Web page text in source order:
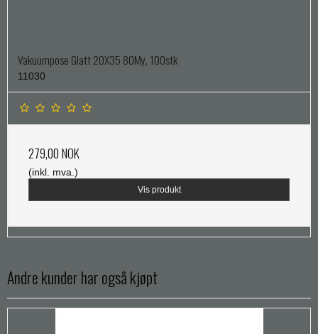
Vakuumpose Glatt 20X35 80My, 100stk
11030
279,00 NOK
(inkl. mva.)
Vis produkt
Andre kunder har også kjøpt